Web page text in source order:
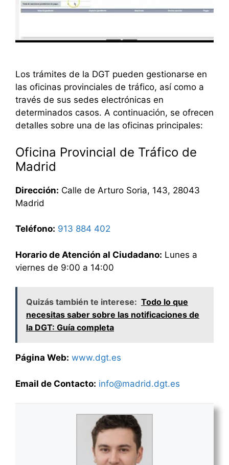
Los trámites de la DGT pueden gestionarse en
las oficinas provinciales de tráfico, así como a
través de sus sedes electrónicas en
determinados casos. A continuación, se ofrecen
detalles sobre una de las oficinas principales:
Oficina Provincial de Tráfico de
Madrid
Dirección: Calle de Arturo Soria, 143, 28043
Madrid
Teléfono: 913 884 402
Horario de Atención al Ciudadano: Lunes a
viernes de 9:00 a 14:00
Quizás también te interese: Todo lo que
necesitas saber sobre las notificaciones de
la DGT: Guía completa
Página Web: www.dgt.es
Email de Contacto: info@madrid.dgt.es